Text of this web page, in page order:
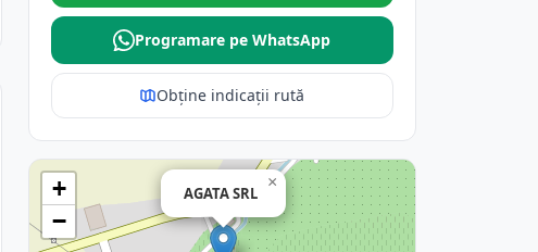
Programare pe WhatsApp
Obține indicații rută
AGATA SRL
×
+
−